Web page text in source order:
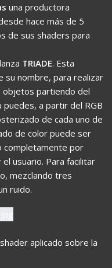
una productora
hace más de 5
de sus shaders para
TRIADE. Esta
su nombre, para realizar
partiendo del
a partir del RGB
de cada uno de
de color puede ser
completamente por
usuario. Para facilitar
mezclando tres
ruido.
aplicado sobre la